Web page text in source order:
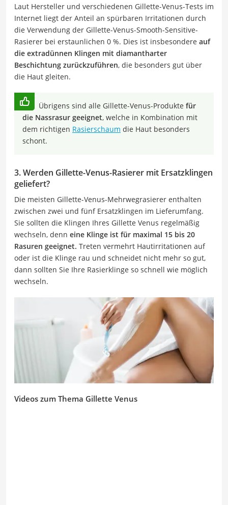
Laut Hersteller und verschiedenen Gillette-Venus-Tests im
Internet liegt der Anteil an spürbaren Irritationen durch
die Verwendung der Gillette-Venus-Smooth-Sensitive-
Rasierer bei erstaunlichen 0 %. Dies ist insbesondere auf
die extradünnen Klingen mit diamantharter
Beschichtung zurückzuführen, die besonders gut über
die Haut gleiten.
Übrigens sind alle Gillette-Venus-Produkte für
die Nassrasur geeignet, welche in Kombination mit
dem richtigen Rasierschaum die Haut besonders
schont.
3. Werden Gillette-Venus-Rasierer mit Ersatzklingen
geliefert?
Die meisten Gillette-Venus-Mehrwegrasierer enthalten
zwischen zwei und fünf Ersatzklingen im Lieferumfang.
Sie sollten die Klingen Ihres Gillette Venus regelmäßig
wechseln, denn eine Klinge ist für maximal 15 bis 20
Rasuren geeignet. Treten vermehrt Hautirritationen auf
oder ist die Klinge rau und schneidet nicht mehr so gut,
dann sollten Sie Ihre Rasierklinge so schnell wie möglich
wechseln.
Videos zum Thema Gillette Venus